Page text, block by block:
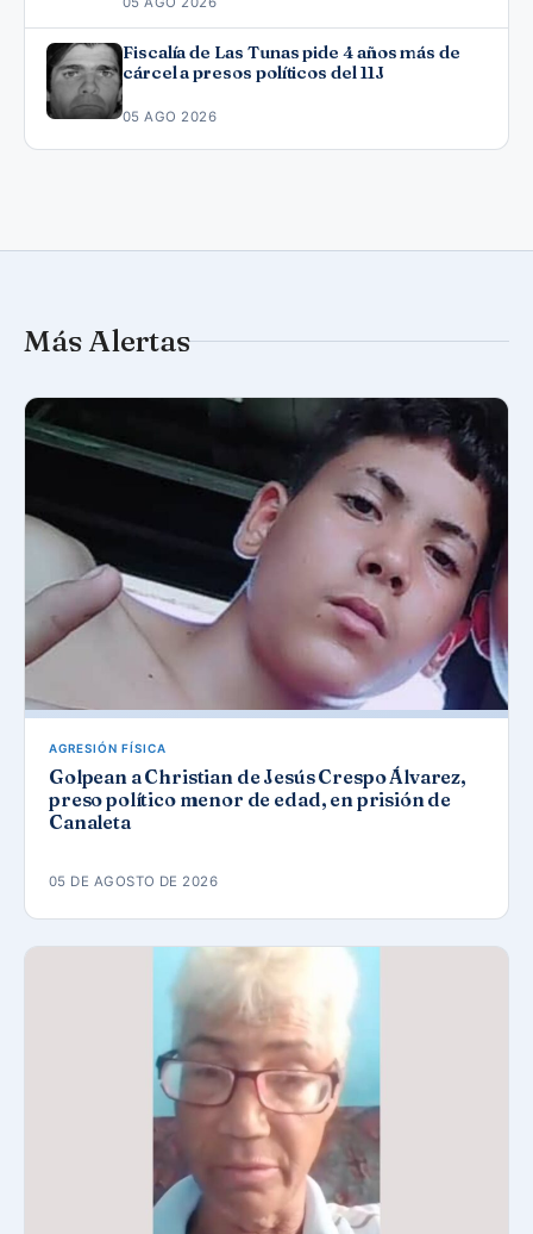
Fiscalía de Las Tunas pide 4 años más de
cárcel a presos políticos del 11J
05 AGO 2026
Más Alertas
AGRESIÓN FÍSICA
Golpean a Christian de Jesús Crespo Álvarez,
preso político menor de edad, en prisión de
Canaleta
05 DE AGOSTO DE 2026